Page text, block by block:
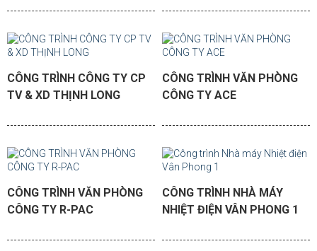
CÔNG TRÌNH CÔNG TY CP
TV & XD THỊNH LONG
CÔNG TRÌNH VĂN PHÒNG
CÔNG TY ACE
CÔNG TRÌNH VĂN PHÒNG
CÔNG TY R-PAC
CÔNG TRÌNH NHÀ MÁY
NHIỆT ĐIỆN VÂN PHONG 1